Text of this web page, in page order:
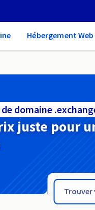
Hébergement Web
domaine
juste pour